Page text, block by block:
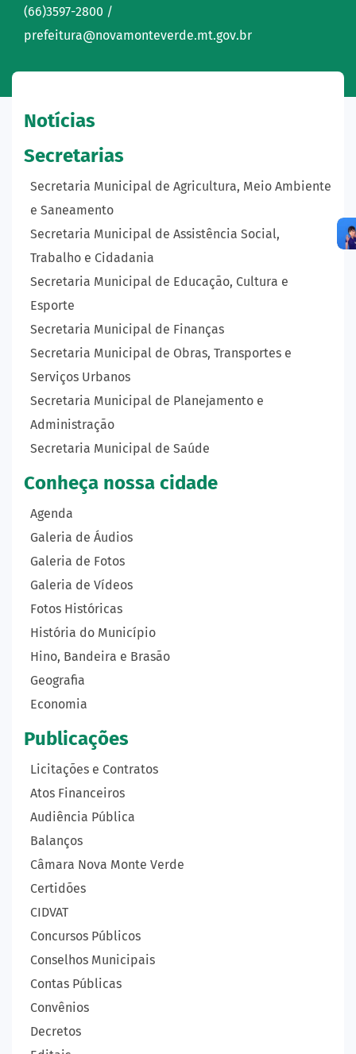
(66)3597-2800 /
prefeitura@novamonteverde.mt.gov.br
Notícias
Secretarias
Secretaria Municipal de Agricultura, Meio Ambiente
e Saneamento
Secretaria Municipal de Assistência Social,
Trabalho e Cidadania
Secretaria Municipal de Educação, Cultura e
Esporte
Secretaria Municipal de Finanças
Secretaria Municipal de Obras, Transportes e
Serviços Urbanos
Secretaria Municipal de Planejamento e
Administração
Secretaria Municipal de Saúde
Conheça nossa cidade
Agenda
Galeria de Áudios
Galeria de Fotos
Galeria de Vídeos
Fotos Históricas
História do Município
Hino, Bandeira e Brasão
Geografia
Economia
Publicações
Licitações e Contratos
Atos Financeiros
Audiência Pública
Balanços
Câmara Nova Monte Verde
Certidões
CIDVAT
Concursos Públicos
Conselhos Municipais
Contas Públicas
Convênios
Decretos